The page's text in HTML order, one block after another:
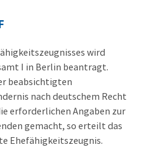
wird
I in Berlin beantragt.
beabsichtigten
nach deutschem Recht
erforderlichen Angaben zur
gemacht, so erteilt das
Ehefähigkeitszeugnis.